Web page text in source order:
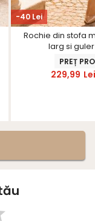
-40 Lei
Rochie din stofa
larg si
PREȚ
229,99